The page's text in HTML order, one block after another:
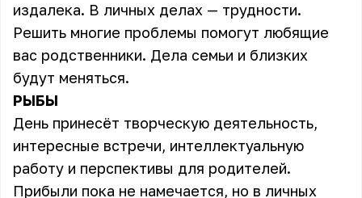
издалека. В личных делах — трудности.
Решить многие проблемы помогут любящие
вас родственники. Дела семьи и близких
будут меняться.
РЫБЫ
День принесёт творческую деятельность,
интересные встречи, интеллектуальную
работу и перспективы для родителей.
Прибыли пока не намечается, но в личных